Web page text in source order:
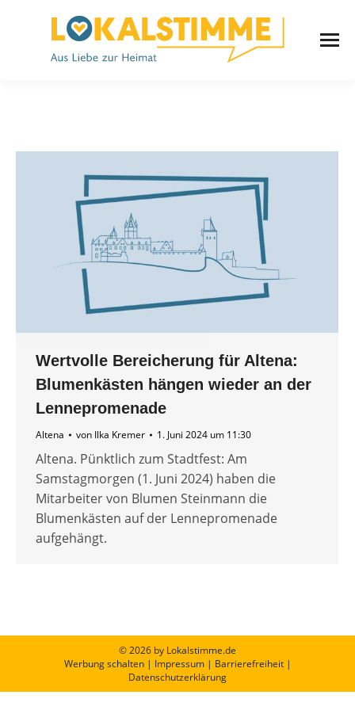
Wertvolle Bereicherung für Altena:
Blumenkästen hängen wieder an der
Lennepromenade
Altena von Ilka Kremer 1. Juni 2024 um 11:30
Altena. Pünktlich zum Stadtfest: Am
Samstagmorgen (1. Juni 2024) haben die
Mitarbeiter von Blumen Steinmann die
Blumenkästen auf der Lennepromenade
aufgehängt.
© 2026 by Lokalstimme.de
Werbung schalten| Impressum| Barrierefreiheit|
Datenschutzerklärung